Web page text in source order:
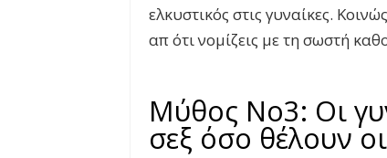
ελκυστικός στις γυναίκες.
απ ότι νομίζεις με τη σωστή
Μύθος Νο3: Οι
σεξ όσο θέλουν